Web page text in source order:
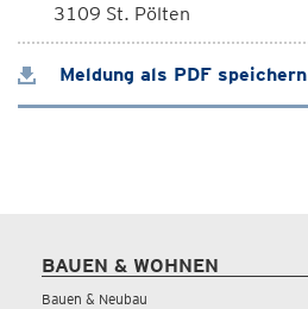
3109 St. Pölten
Meldung als PDF speichern
BAUEN & WOHNEN
Bauen & Neubau